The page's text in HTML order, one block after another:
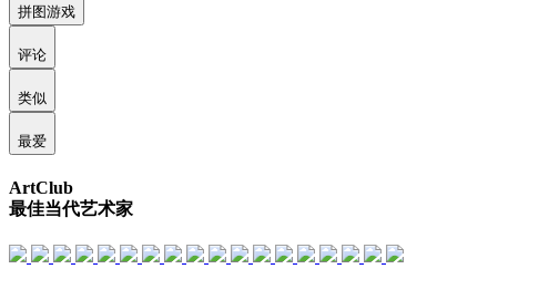
拼图游戏
评论
类似
最爱
ArtClub
最佳当代艺术家